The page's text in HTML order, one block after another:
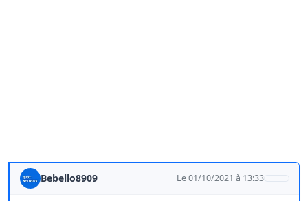
Bebello8909 Le 01/10/2021 à 13:33